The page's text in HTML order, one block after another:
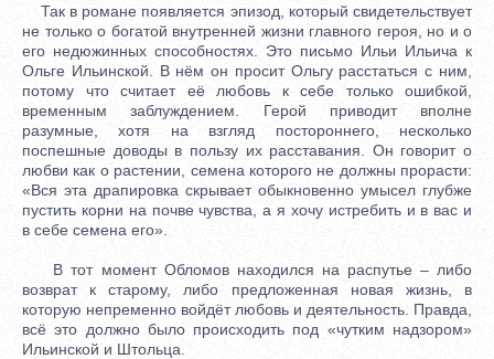
Так в романе появляется эпизод, который свидетельствует
не только о богатой внутренней жизни главного героя, но и о
его недюжинных способностях. Это письмо Ильи Ильича к
Ольге Ильинской. В нём он просит Ольгу расстаться с ним,
потому что считает её любовь к себе только ошибкой,
временным заблуждением. Герой приводит вполне
разумные, хотя на взгляд постороннего, несколько
поспешные доводы в пользу их расставания. Он говорит о
любви как о растении, семена которого не должны прорасти:
«Вся эта драпировка скрывает обыкновенно умысел глубже
пустить корни на почве чувства, а я хочу истребить и в вас и
в себе семена его».
В тот момент Обломов находился на распутье – либо
возврат к старому, либо предложенная новая жизнь, в
которую непременно войдёт любовь и деятельность. Правда,
всё это должно было происходить под «чутким надзором»
Ильинской и Штольца.